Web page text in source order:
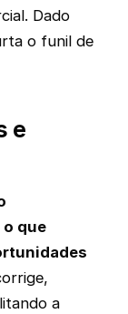
Dado
o funil de
e
que
a